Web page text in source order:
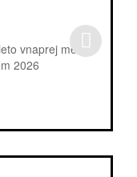
vnaprej med
2026